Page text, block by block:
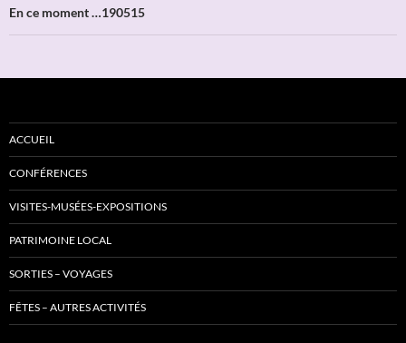
En ce moment …190515
ACCUEIL
CONFÉRENCES
VISITES-MUSÉES-EXPOSITIONS
PATRIMOINE LOCAL
SORTIES – VOYAGES
FÊTES – AUTRES ACTIVITÉS